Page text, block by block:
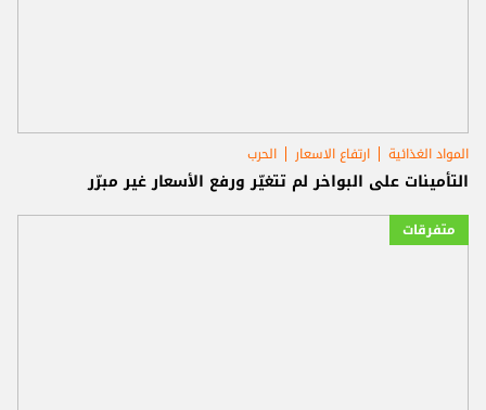
المواد الغذائية ارتفاع الاسعار الحرب
التأمينات على البواخر لم تتغيّر ورفع الأسعار غير مبرّر
متفرقات